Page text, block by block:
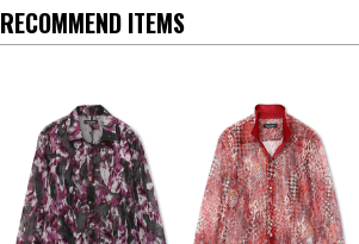
RECOMMEND ITEMS